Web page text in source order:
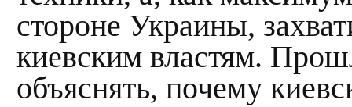
стороне Украины,
киевским властям.
объяснять, почему